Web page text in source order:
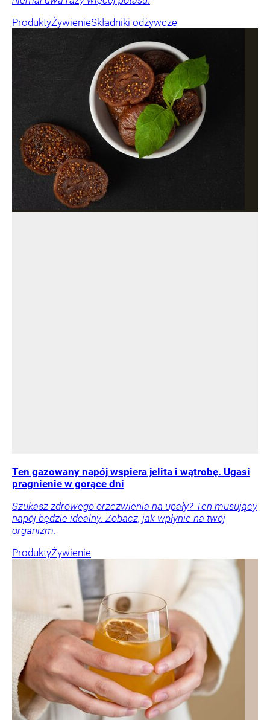
ProduktyŻywienieSkładniki odżywcze
Ten gazowany napój wspiera jelita i wątrobę. Ugasi
pragnienie w gorące dni
Szukasz zdrowego orzeźwienia na upały? Ten musujący
napój będzie idealny. Zobacz, jak wpłynie na twój
organizm.
ProduktyŻywienie